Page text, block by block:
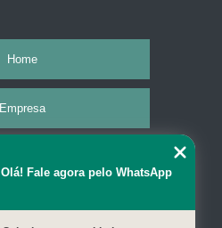
Home
Empresa
Olá! Fale agora pelo WhatsApp